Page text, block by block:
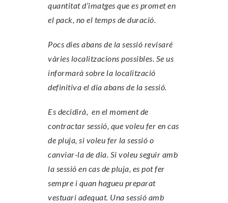
quantitat d’imatges que es promet en
el pack, no el temps de duració.
Pocs dies abans de la sessió revisaré
vàries localitzacions possibles. Se us
informarà sobre la localització
definitiva el dia abans de la sessió.
Es decidirà, en el moment de
contractar sessió, que voleu fer en cas
de pluja, si voleu fer la sessió o
canviar-la de dia. Si voleu seguir amb
la sessió en cas de pluja, es pot fer
sempre i quan hagueu preparat
vestuari adequat. Una sessió amb